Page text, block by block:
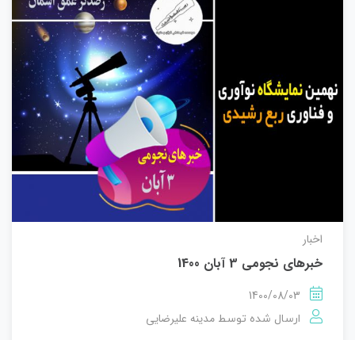
اخبار
خبرهای نجومی 3 آبان 1400
1400/08/03
ارسال شده توسط مدینه علیرضایی